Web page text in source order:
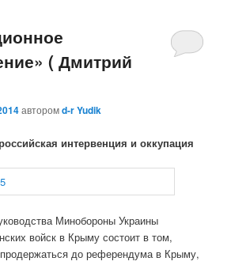
( Дмитрий
авторомd-r Yudik
интервенция и оккупация
Минобороны Украины
войск в Крыму состоит в том,
до референдума в Крыму,